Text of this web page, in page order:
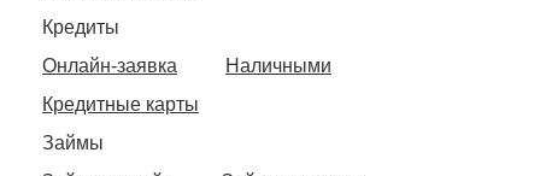
Кредиты
Онлайн-заявка
Наличными
Кредитные карты
Займы